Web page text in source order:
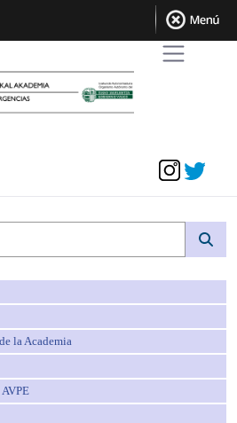
- avpe
la Academia